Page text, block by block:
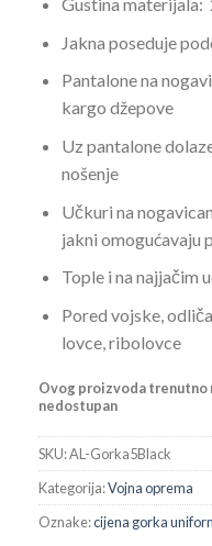
Jakna poseduje
Pantalone na
kargo džepove
Uz pantalone
nošenje
Učkuri na
jakni omogućavaju
Tople i na najjačim
Pored vojske,
lovce, ribolovce
Ovog proizvoda trenutno
nedostupan
SKU:AL-Gorka5Black
Kategorija:Vojna oprema
Oznake:cijena gorka